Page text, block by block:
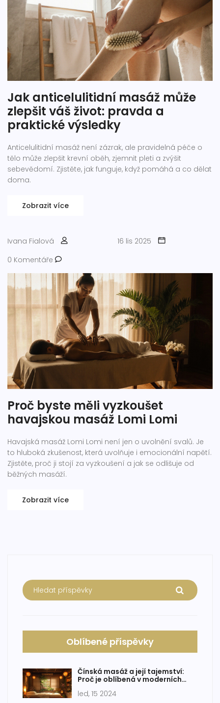
Jak anticelulitidní masáž může
zlepšit váš život: pravda a
praktické výsledky
Anticelulitidní masáž není zázrak, ale pravidelná péče o
tělo může zlepšit krevní oběh, zjemnit pleti a zvýšit
sebevědomí. Zjistěte, jak funguje, když pomáhá a co dělat
doma.
Zobrazit více
Ivana Fialová
16 lis 2025
0 Komentáře
Proč byste měli vyzkoušet
havajskou masáž Lomi Lomi
Havajská masáž Lomi Lomi není jen o uvolnění svalů. Je
to hluboká zkušenost, která uvolňuje i emocionální napětí.
Zjistěte, proč ji stojí za vyzkoušení a jak se odlišuje od
běžných masáží.
Zobrazit více
Oblíbené příspěvky
Čínská masáž a její tajemství:
Proč je oblíbená v moderních
led, 15 2024